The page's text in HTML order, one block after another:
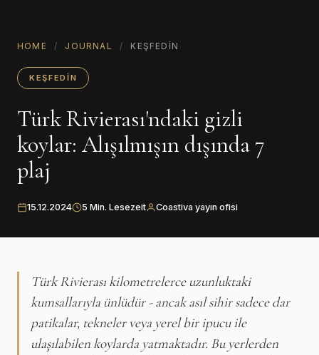
HOME / JOURNAL / KEŞFEDIN
KEŞFEDIN
Türk Rivierası'ndaki gizli
koylar: Alışılmışın dışında 7
plaj
15.12.2024 5 Min. Lesezeit Coastiva yayın ofisi
Türk Rivierası kilometrelerce uzunluktaki
kumsallarıyla ünlüdür - ancak asıl sihir sadece dar
patikalar, tekneler veya yerel bir ipucu ile
ulaşılabilen koylarda yatmaktadır. Bu yerlerden